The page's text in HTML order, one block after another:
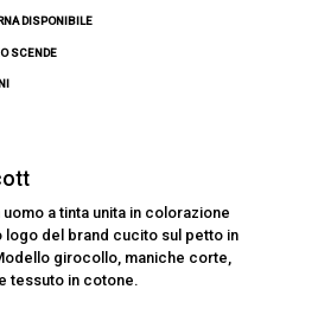
DISPONIBILE
SCENDE
a tinta unita in colorazione
del brand cucito sul petto in
girocollo, maniche corte,
tessuto in cotone.